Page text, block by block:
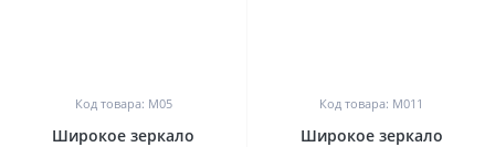
Код товара: М05
Широкое зеркало
Код товара: М011
Широкое зеркало